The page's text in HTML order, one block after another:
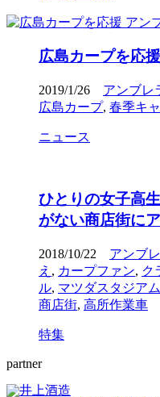
広島カープを応
2019/1/26 アンブレ
広島カープ, 春季キ
ニュース
ひとりの女子高
がない商店街に
2018/10/22 アンブ
え , カープファン, ク
ル, マツダスタジアム
商店街, 高所作業車
特集
partner